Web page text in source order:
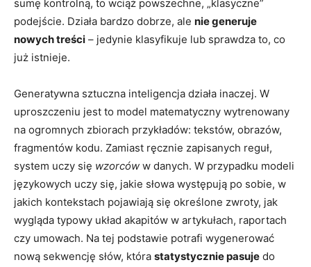
sumę kontrolną, to wciąż powszechne, „klasyczne”
podejście. Działa bardzo dobrze, ale nie generuje
nowych treści – jedynie klasyfikuje lub sprawdza to, co
już istnieje.
Generatywna sztuczna inteligencja działa inaczej. W
uproszczeniu jest to model matematyczny wytrenowany
na ogromnych zbiorach przykładów: tekstów, obrazów,
fragmentów kodu. Zamiast ręcznie zapisanych reguł,
system uczy się wzorców w danych. W przypadku modeli
językowych uczy się, jakie słowa występują po sobie, w
jakich kontekstach pojawiają się określone zwroty, jak
wygląda typowy układ akapitów w artykułach, raportach
czy umowach. Na tej podstawie potrafi wygenerować
nową sekwencję słów, która statystycznie pasuje do